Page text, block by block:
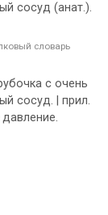
сосуд (анат.).
словарь
с очень
сосуд. | прил.